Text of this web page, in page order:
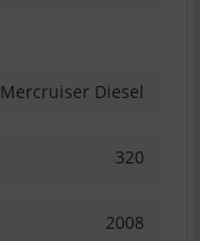
Mercruiser Diesel
320
2008